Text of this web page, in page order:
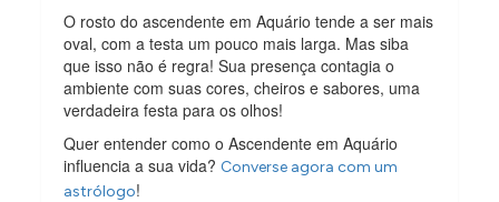
O rosto do ascendente em Aquário tende a ser mais
oval, com a testa um pouco mais larga. Mas siba
que isso não é regra! Sua presença contagia o
ambiente com suas cores, cheiros e sabores, uma
verdadeira festa para os olhos!
Quer entender como o Ascendente em Aquário
influencia a sua vida? Converse agora com um
astrólogo!